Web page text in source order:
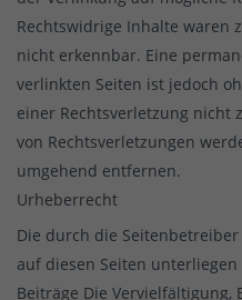
Rechtswidrige Inhalte waren
nicht erkennbar. Eine
verlinkten Seiten ist jedoch
einer Rechtsverletzung nicht
von Rechtsverletzungen
umgehend entfernen.
Urheberrecht
Die durch die
auf diesen Seiten
Beiträge Die